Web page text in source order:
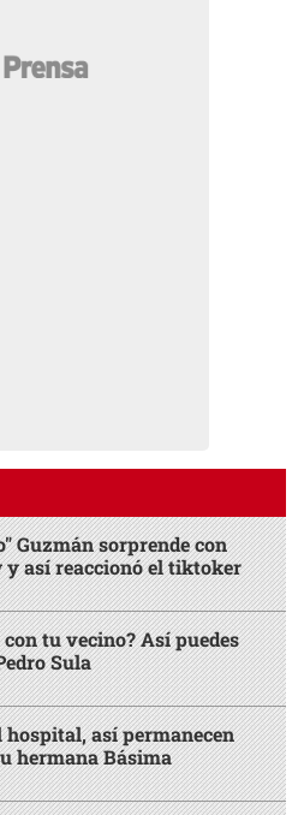
Guzmán sorprende con
y así reaccionó el tiktoker
tu vecino? Así puedes
Sula
hospital, así permanecen
hermana Básima